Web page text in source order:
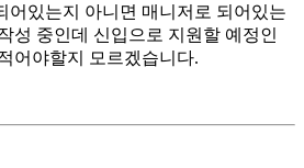
어있는지 아니면 매니저로 되어있는
성 중인데 신입으로 지원할 예정인
어야할지 모르겠습니다.